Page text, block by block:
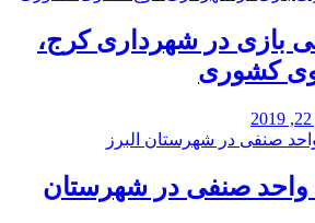
بازی در شهرداری کرج،
کشوری
پلمب ۶ واحد صنفی در شهرستان